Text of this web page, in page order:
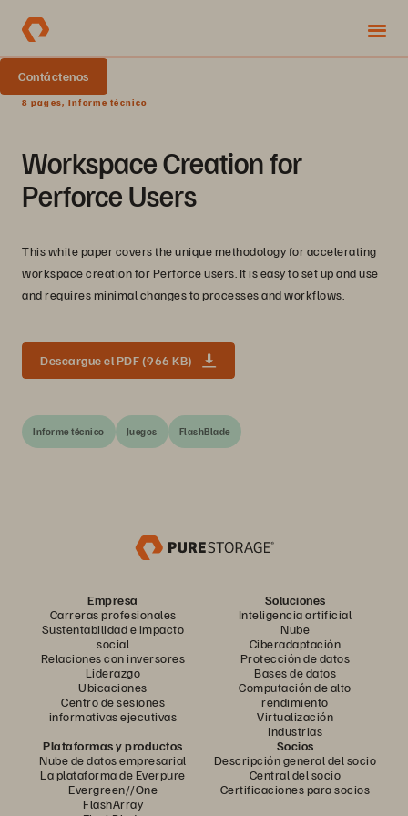
Contáctenos
8 pages, Informe técnico
Workspace Creation for
Perforce Users
This white paper covers the unique methodology for accelerating
workspace creation for Perforce users. It is easy to set up and use
and requires minimal changes to processes and workflows.
Descargue el PDF (966 KB)
Informe técnico Juegos FlashBlade
Empresa
Carreras profesionales
Sustentabilidad e impacto
social
Relaciones con inversores
Liderazgo
Ubicaciones
Centro de sesiones
informativas ejecutivas
Soluciones
Inteligencia artificial
Nube
Ciberadaptación
Protección de datos
Bases de datos
Computación de alto
rendimiento
Virtualización
Industrias
Plataformas y productos
Nube de datos empresarial
La plataforma de Everpure
Evergreen//One
FlashArray
Socios
Descripción general del socio
Central del socio
Certificaciones para socios